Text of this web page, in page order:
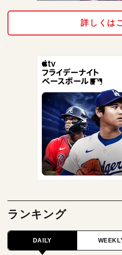
詳しくは
ランキング
DAILY